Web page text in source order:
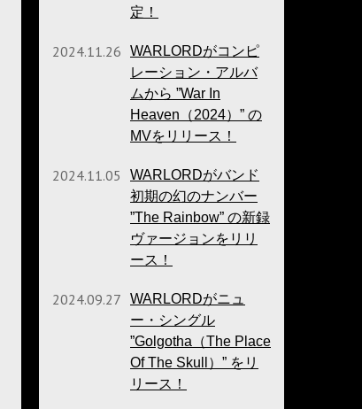
定！
2024.11.26
WARLORDがコンピ
レーション・アルバ
ムから ”War In
Heaven（2024）” の
MVをリリース！
2024.11.05
WARLORDがバンド
初期の幻のナンバー
”The Rainbow” の新録
ヴァージョンをリリ
ース！
2024.09.27
WARLORDがニュ
ー・シングル
”Golgotha（The Place
Of The Skull）” をリ
リース！